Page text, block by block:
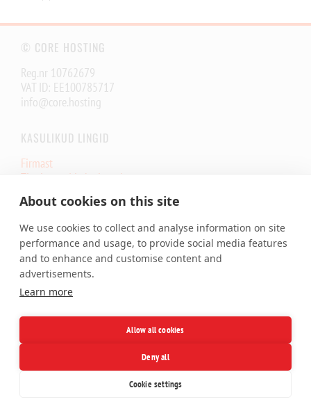
© CORE HOSTING
Reg.nr 10762679
VAT ID: EE100785717
info@core.hosting
KASULIKUD LINGID
Firmast
Tingimused ja lepingud
Core.eu infrastruktuuri olek
Core.Hosting Looking Glass
TEENUSED
Veebimajutus
Pilveserver VPS
Privaatserver
Domeenid
Facebook
X LinkedIn
Telegram
About cookies on this site
We use cookies to collect and analyse information on site
performance and usage, to provide social media features
and to enhance and customise content and
advertisements.
Learn more
Allow all cookies
Deny all
Cookie settings